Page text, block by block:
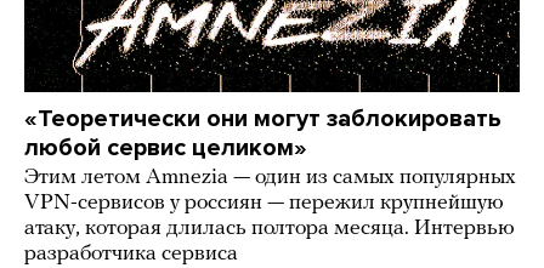
«Теоретически они могут заблокировать
любой сервис целиком»
Этим летом Amnezia — один из самых популярных
VPN-сервисов у россиян — пережил крупнейшую
атаку, которая длилась полтора месяца. Интервью
разработчика сервиса